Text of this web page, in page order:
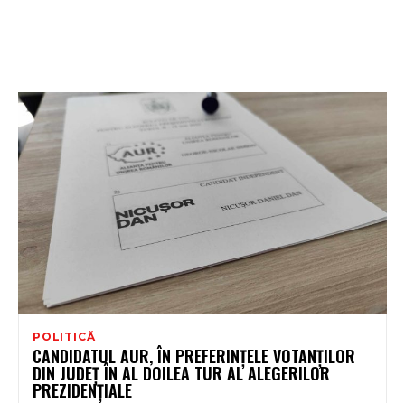
POLITICĂ
CANDIDATUL AUR, ÎN PREFERINȚELE VOTANȚILOR
DIN JUDEȚ ÎN AL DOILEA TUR AL ALEGERILOR
PREZIDENȚIALE